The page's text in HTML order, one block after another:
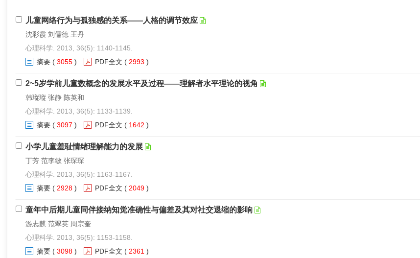
儿童网络行为与孤独感的关系——人格的调节效应
沈彩霞 刘儒德 王丹
心理科学. 2013, 36(5): 1140-1145.
摘要 ( 3055 ) PDF全文 ( 2993 )
2~5岁学前儿童数概念的发展水平及过程——理解者水平理论的视角
韩瑽瑽 张静 陈英和
心理科学. 2013, 36(5): 1133-1139.
摘要 ( 3097 ) PDF全文 ( 1642 )
小学儿童羞耻情绪理解能力的发展
丁芳 范李敏 张琛琛
心理科学. 2013, 36(5): 1163-1167.
摘要 ( 2928 ) PDF全文 ( 2049 )
童年中后期儿童同伴接纳知觉准确性与偏差及其对社交退缩的影响
游志麒 范翠英 周宗奎
心理科学. 2013, 36(5): 1153-1158.
摘要 ( 3098 ) PDF全文 ( 2361 )